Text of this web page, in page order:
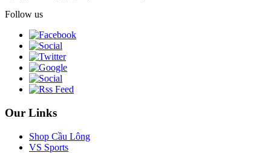
Follow us
Our Links
Shop Cầu Lông
VS Sports